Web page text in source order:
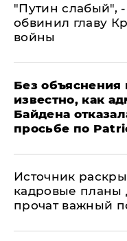
​"Путин слабый",
обвинил главу
войны
Без объяснения
известно, как
Байдена
просьбе по
​Источник
кадровые планы
прочат важный